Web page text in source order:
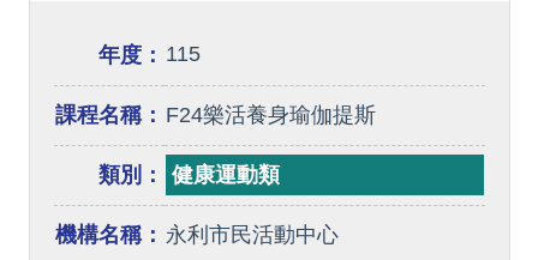
年度： 115
課程名稱： F24樂活養身瑜伽提斯
類別： 健康運動類
機構名稱： 永利市民活動中心